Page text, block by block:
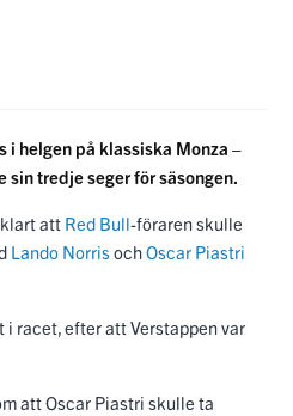
i helgen på klassiska Monza –
sin tredje seger för säsongen.
att Red Bull-föraren skulle
Lando NorrisochOscar Piastri
racet, efter att Verstappen var
att Oscar Piastri skulle ta